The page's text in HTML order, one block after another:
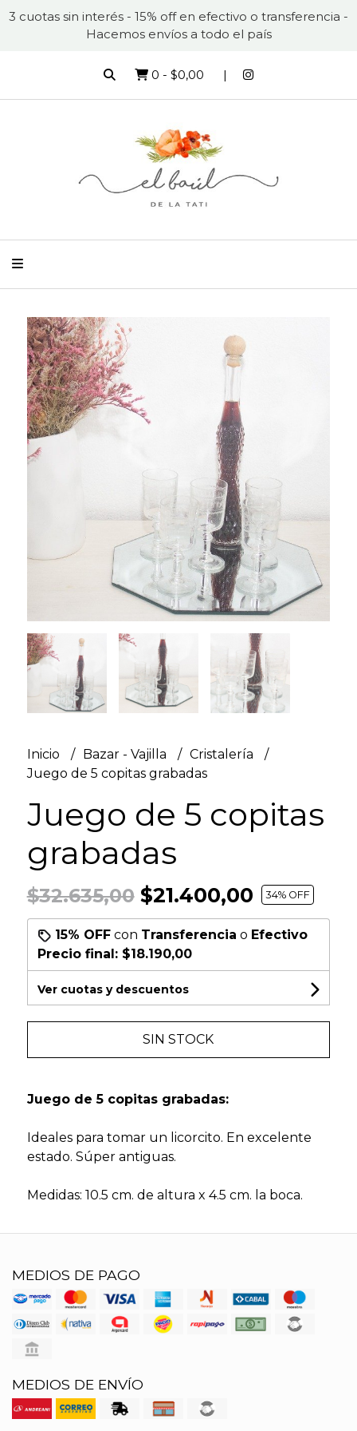
3 cuotas sin interés - 15% off en efectivo o transferencia -
Hacemos envíos a todo el país
0 - $0,00
Inicio Bazar - Vajilla
Cristalería
Juego de 5 copitas grabadas
Juego de 5 copitas
grabadas
$32.635,00$21.400,00 34% OFF
15% OFFcon Transferencia o Efectivo
Precio final: $18.190,00
Ver cuotas y descuentos
SIN STOCK
Juego de 5 copitas grabadas:
Ideales para tomar un licorcito. En excelente
estado. Súper antiguas.
Medidas: 10.5 cm. de altura x 4.5 cm. la boca.
MEDIOS DE PAGO
MEDIOS DE ENVÍO